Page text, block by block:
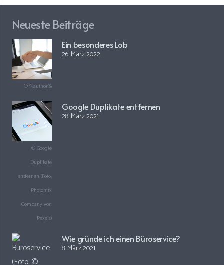
Neueste Beiträge
© %author%
Ein besonderes Lob
26. März 2022
© Google
Duplikate
entfernen (Foto:
Photomix
Company von
Pexels)
Google Duplikate entfernen
28. März 2021
Wie gründe ich einen Büroservice?
8. März 2021